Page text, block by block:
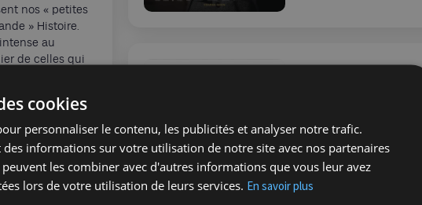
nos « petites
» Histoire.
au
de celles qui
Laure Murat,
familial,
p.
Je lis, tu lis, ils écrivent...
15/11/2023
cookies
personnaliser le contenu, les publicités et analyser notre trafic.
des informations sur votre utilisation de notre site avec nos partenaires
les combiner avec d'autres informations que vous leur avez
lors de votre utilisation de leurs services. En savoir plus